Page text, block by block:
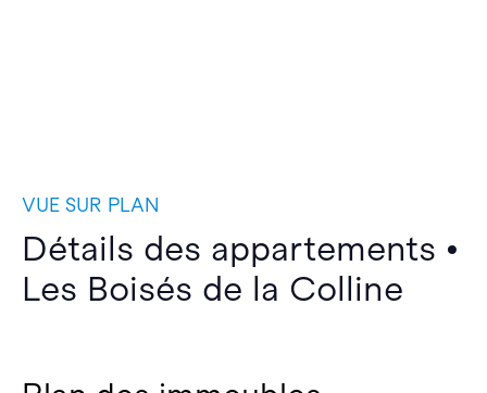
VUE SUR PLAN
Détails des appartements •
Les Boisés de la Colline